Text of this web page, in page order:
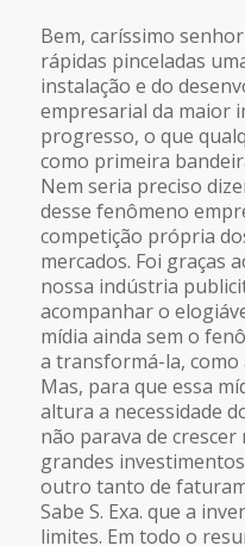
Bem, caríssimo
rápidas pinceladas
instalação e do
empresarial da maior
progresso, o que
como primeira
Nem seria preciso
desse fenômeno
competição própria
mercados. Foi graças
nossa indústria
acompanhar o
mídia ainda sem o
a transformá-la, como
Mas, para que essa
altura a necessidade
não parava de
grandes
outro tanto de
Sabe S. Exa. que a
limites. Em todo o